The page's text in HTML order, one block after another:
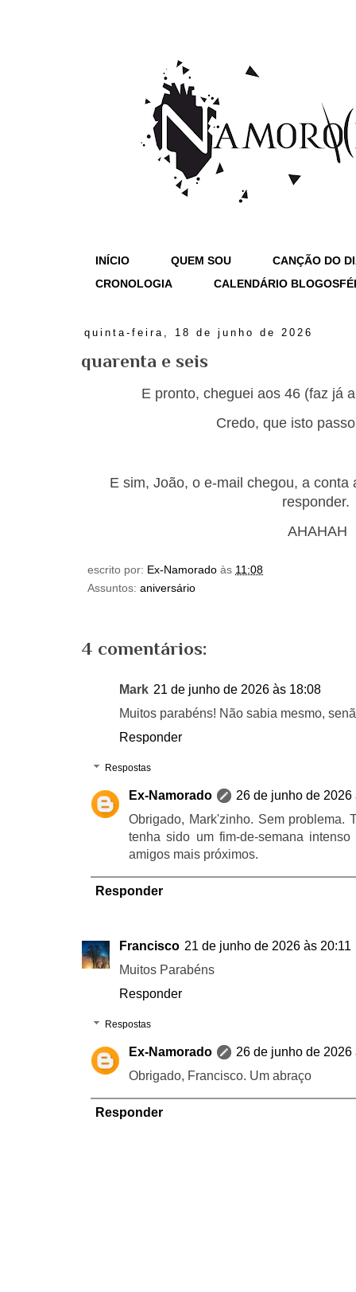
INÍCIO QUEM SOU
CANÇÃO DO
CRONOLOGIA
CALENDÁRIO
quinta-feira, 18 de junho de 2026
quarenta e seis
E pronto, cheguei aos 46 (faz já
Credo, que isto
E sim, João, o e-mail chegou, a conta
responder.
AHAHAH
escrito por: Ex-Namorado às 11:08
Assuntos: aniversário
4 comentários:
Mark 21 de junho de 2026 às 18:08
Muitos parabéns! Não sabia mesmo,
Responder
Respostas
Ex-Namorado
26 de junho de 2026
Obrigado, Mark'zinho. Sem problema.
tenha sido um fim-de-semana
amigos mais próximos.
Responder
Francisco 21 de junho de 2026 às 20:11
Muitos Parabéns
Responder
Respostas
Ex-Namorado
26 de junho de 2026
Obrigado, Francisco. Um abraço
Responder